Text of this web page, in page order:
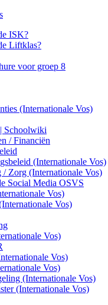
ISK?
Liftklas?
voor groep 8
(Internationale Vos)
Schoolwiki
/ Financiën
(Internationale Vos)
/ Zorg (Internationale Vos)
Social Media OSVS
Vos)
Vos)
Vos)
Vos)
Vos)
(Internationale Vos)
(Internationale Vos)